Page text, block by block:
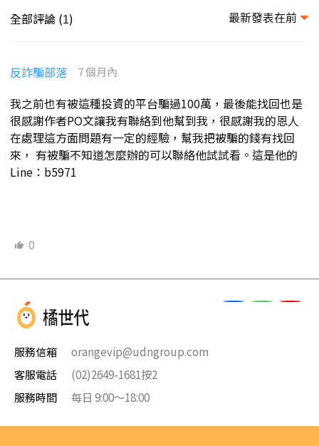
全部評論 (1) 最新發表在前
反詐騙部落 7 個月內
我之前也有被這種投資的平台騙過100萬，最後能找回也是
很感謝作者PO文讓我有聯絡到他幫到我，很感謝我的恩人
在處理這方面問題有一定的經驗，幫我把被騙的錢有找回
來， 有被騙不知道怎麼辦的可以聯絡他試試看。這是他的
Line：b5971
0
服務信箱
orangevip@udngroup.com
客服電話
(02)2649-1681按2
服務時間
每日 9:00～18:00